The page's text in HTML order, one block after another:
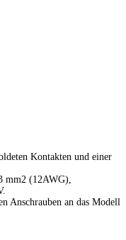
Kontakten und einer
mm2 (12AWG),
Anschrauben an das Modell